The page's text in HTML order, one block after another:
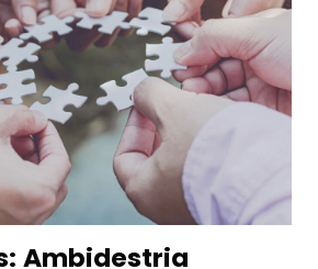
Ambidestria